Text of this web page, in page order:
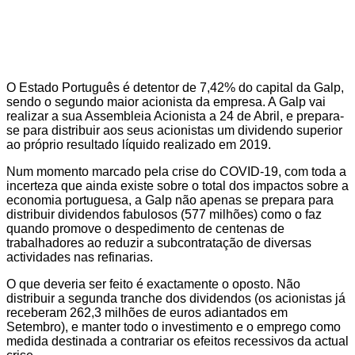
O Estado Português é detentor de 7,42% do capital da Galp,
sendo o segundo maior acionista da empresa. A Galp vai
realizar a sua Assembleia Acionista a 24 de Abril, e prepara-
se para distribuir aos seus acionistas um dividendo superior
ao próprio resultado líquido realizado em 2019.
Num momento marcado pela crise do COVID-19, com toda a
incerteza que ainda existe sobre o total dos impactos sobre a
economia portuguesa, a Galp não apenas se prepara para
distribuir dividendos fabulosos (577 milhões) como o faz
quando promove o despedimento de centenas de
trabalhadores ao reduzir a subcontratação de diversas
actividades nas refinarias.
O que deveria ser feito é exactamente o oposto. Não
distribuir a segunda tranche dos dividendos (os acionistas já
receberam 262,3 milhões de euros adiantados em
Setembro), e manter todo o investimento e o emprego como
medida destinada a contrariar os efeitos recessivos da actual